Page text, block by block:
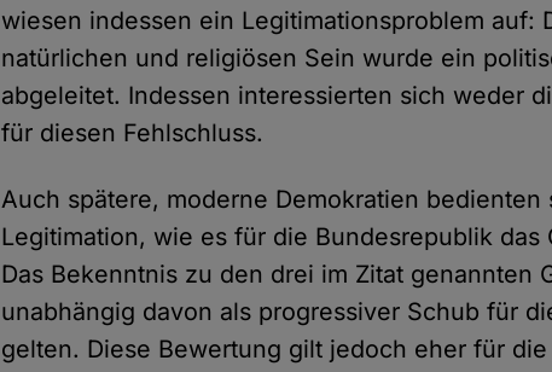
wiesen indessen ein Legitimationsproblem auf:
natürlichen und religiösen Sein wurde ein
abgeleitet. Indessen interessierten sich weder
für diesen Fehlschluss.
Auch spätere, moderne Demokratien
Legitimation, wie es für die Bundesrepublik das
Das Bekenntnis zu den drei im Zitat genannten
unabhängig davon als progressiver Schub für
gelten. Diese Bewertung gilt jedoch eher für